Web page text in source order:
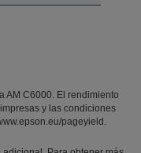
AM C6000. El rendimiento
y las condiciones
pageyield.